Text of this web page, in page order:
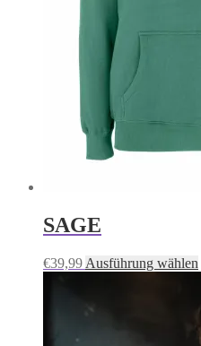
SAGE
€39,99 Ausführung wählen